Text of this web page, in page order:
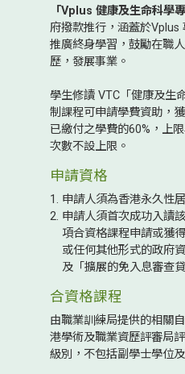
「Vplus 健康及生命科學專
府撥款推行，涵蓋於Vplus
推廣終身學習，鼓勵在職
歷，發展事業。
學生修讀 VTC「健康及生
制課程可申請學費資助，
已繳付之學費的60%，上
次數不設上限。
申請資格
申請人須為香港永久性
申請人須首次成功入讀
項合資格課程申請或獲
或任何其他形式的政府
及「擴展的免入息審查貸
合資格課程
由職業訓練局提供的相關
港學術及職業資歷評審局
級別，不包括副學士學位